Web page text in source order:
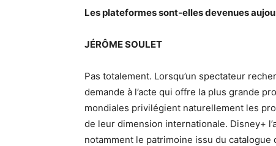
Les plateformes sont-elles devenues
JÉRÔME SOULET
Pas totalement. Lorsqu’un spectateur
demande à l’acte qui offre la plus grande
mondiales privilégient naturellement les
de leur dimension internationale. Disney+
notamment le patrimoine issu du catalogue